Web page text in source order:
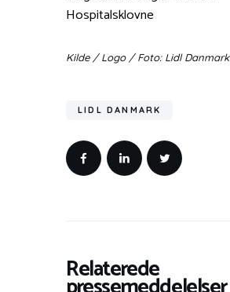
Kilde / Logo / Foto: Lidl Danmark
LIDL DANMARK
Relaterede